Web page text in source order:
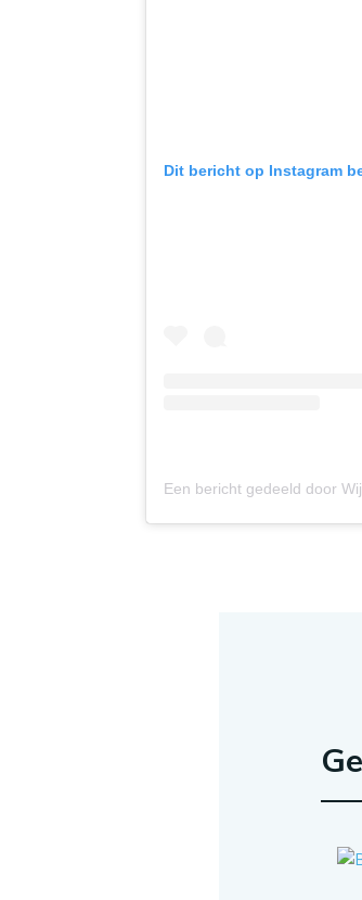
Dit bericht op Instagram